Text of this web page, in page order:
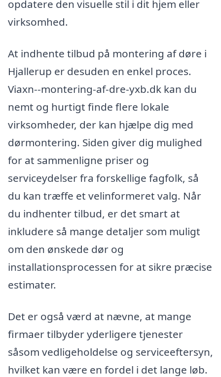
opdatere den visuelle stil i dit hjem eller
virksomhed.
At indhente tilbud på montering af døre i
Hjallerup er desuden en enkel proces.
Viaxn--montering-af-dre-yxb.dk kan du
nemt og hurtigt finde flere lokale
virksomheder, der kan hjælpe dig med
dørmontering. Siden giver dig mulighed
for at sammenligne priser og
serviceydelser fra forskellige fagfolk, så
du kan træffe et velinformeret valg. Når
du indhenter tilbud, er det smart at
inkludere så mange detaljer som muligt
om den ønskede dør og
installationsprocessen for at sikre præcise
estimater.
Det er også værd at nævne, at mange
firmaer tilbyder yderligere tjenester
såsom vedligeholdelse og serviceeftersyn,
hvilket kan være en fordel i det lange løb.